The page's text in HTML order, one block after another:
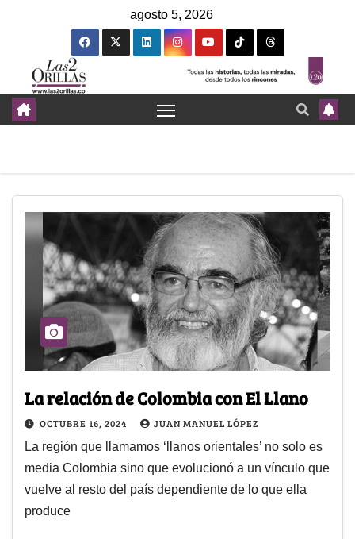
agosto 5, 2026
La relación de Colombia con El Llano
OCTUBRE 16, 2024 JUAN MANUEL LÓPEZ
La región que llamamos ‘llanos orientales’ no solo es
media Colombia sino que evolucionó a un vínculo que
vuelve al resto del país dependiente de lo que ella
produce